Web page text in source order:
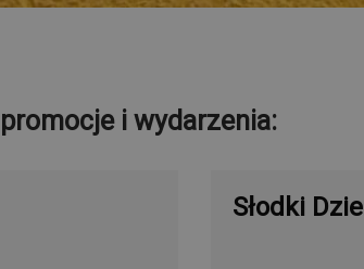
i wydarzenia:
Słodki